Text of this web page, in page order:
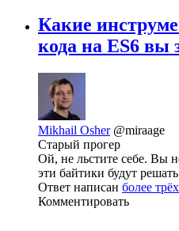
Какие
кода на ES6 вы
Mikhail Osher @miraage
Старый прогер
Ой, не льстите себе. Вы
эти байтики будут
Ответ написан более
Комментировать